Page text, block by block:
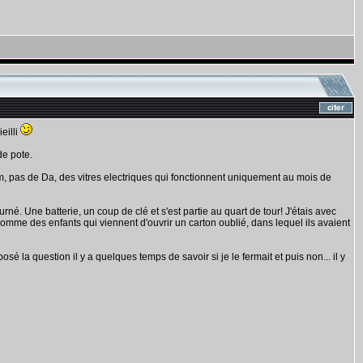
pote.
de Da, des vitres electriques qui fonctionnent uniquement au mois de
Une batterie, un coup de clé et s'est partie au quart de tour! J'étais avec
des enfants qui viennent d'ouvrir un carton oublié, dans lequel ils avaient
la question il y a quelques temps de savoir si je le fermait et puis non... il y